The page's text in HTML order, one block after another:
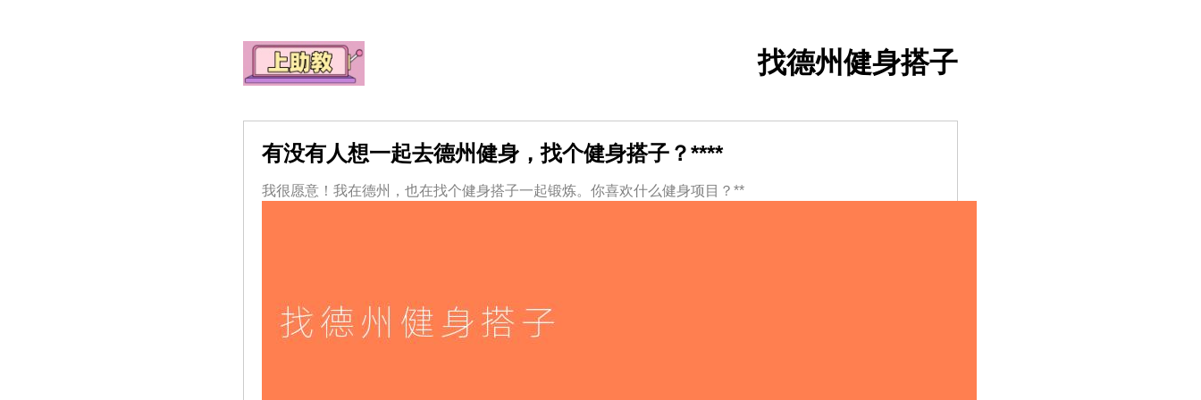
找德州健身搭子
有没有人想一起去德州健身，找个健身搭子？****
我很愿意！我在德州，也在找个健身搭子一起锻炼。你喜欢什么健身项目？**